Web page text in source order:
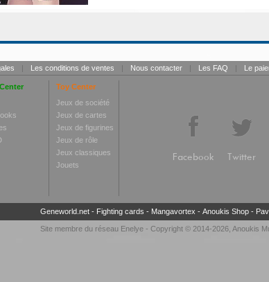
| Les conditions de ventes | Nous contacter | Les FAQ | Le
Toy Center
Jeux de société
Jeux de cartes
Jeux de figurines
Jeux de rôle
Jeux classiques
Jouets
Facebook Twitter
Geneworld.net- Fighting cards - Mangavortex - Anoukis Shop-
Site membre du réseau Enelye - Copyright © 2014-2026, Anoukis